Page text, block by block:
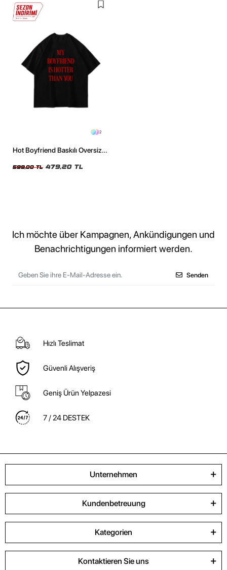
2
Hot Boyfriend Baskılı Oversize
599,00 TL 479,20 TL
Ich möchte über Kampagnen, Ankündigungen und
Benachrichtigungen informiert werden.
Senden
Hızlı Teslimat
Güvenli Alışveriş
Geniş Ürün Yelpazesi
7 / 24 DESTEK
Unternehmen
Kundenbetreuung
Kategorien
Kontaktieren Sie uns